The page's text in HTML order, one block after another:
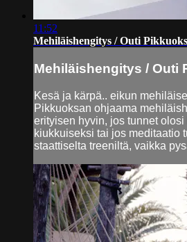
11:52
Mehiläishengitys / Outi
Mehiläishengitys / Outi
Kesä ja kärpä.. eikun
Pikkuoksan ohjaama
erityisen hyvin, jos tunnet olosi
kiukkuiseksi tai jos meditaatio
staattiselta treeniltä, vaikka